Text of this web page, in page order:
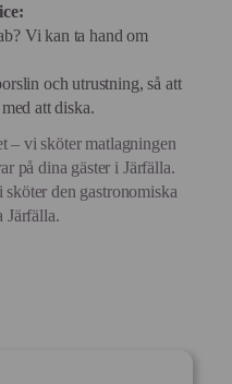
Vi kan ta hand om
och utrustning, så att
att diska.
– vi sköter matlagningen
på dina gäster i Järfälla.
den gastronomiska
Järfälla.